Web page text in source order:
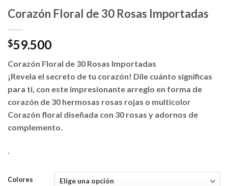
Corazón Floral de 30 Rosas Importadas
$59.500
Corazón Floral de 30 Rosas Importadas
¡Revela el secreto de tu corazón! Dile cuánto significas
para ti, con este impresionante arreglo en forma de
corazón de 30 hermosas rosas rojas o multicolor
Corazón floral diseñada con 30 rosas y adornos de
complemento.
.
Colores